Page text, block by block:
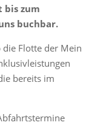
bis zum
buchbar.
die Flotte der Mein
bereits im